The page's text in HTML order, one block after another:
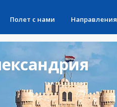
Полет с нами Направления